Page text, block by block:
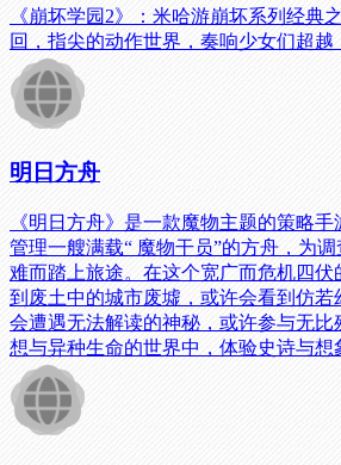
《崩坏学园2》：米哈游崩坏系列经典
回，指尖的动作世界，奏响少女们超越
明日方舟
《明日方舟》是一款魔物主题的策略
管理一艘满载“ 魔物干员”的方舟，为
难而踏上旅途。在这个宽广而危机四
到废土中的城市废墟，或许会看到仿
会遭遇无法解读的神秘，或许参与无比
想与异种生命的世界中，体验史诗与想